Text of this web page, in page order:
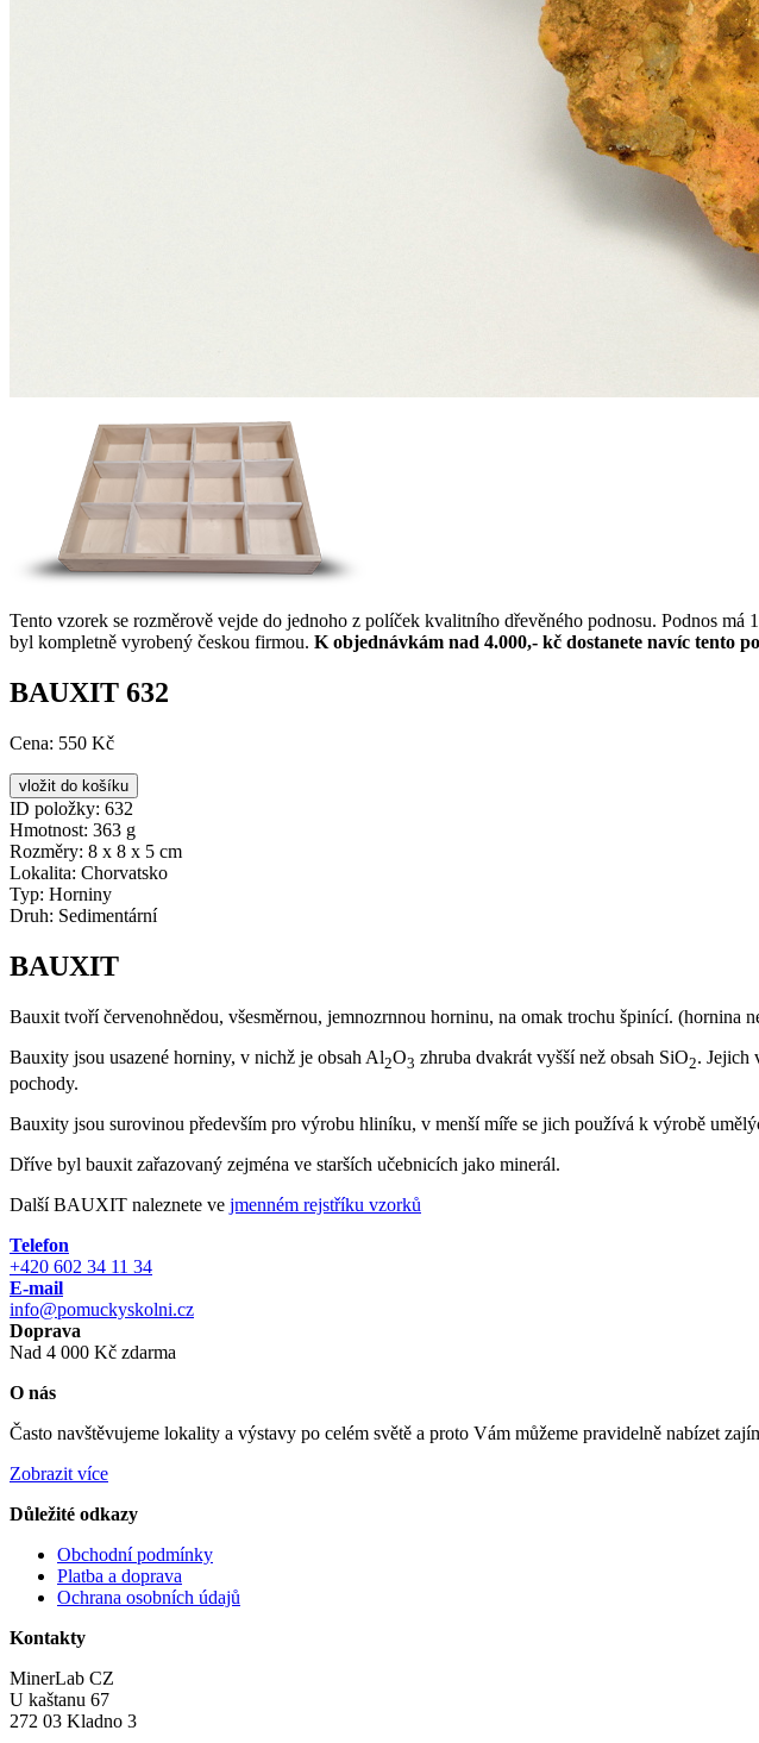
Tento vzorek se rozměrově vejde do jednoho z políček kvalitního dřevěného podnosu. Podnos
byl kompletně vyrobený českou firmou. K objednávkám nad 4.000,- kč dostanete navíc tento
BAUXIT 632
Cena: 550 Kč
ID položky: 632
Hmotnost: 363 g
Rozměry: 8 x 8 x 5 cm
Lokalita: Chorvatsko
Typ: Horniny
Druh: Sedimentární
BAUXIT
Bauxit tvoří červenohnědou, všesměrnou, jemnozrnnou horninu, na omak trochu špinící. (hornina
Bauxity jsou usazené horniny, v nichž je obsah Al2O3 zhruba dvakrát vyšší než obsah SiO2. Jejich
pochody.
Bauxity jsou surovinou především pro výrobu hliníku, v menší míře se jich používá k výrobě
Dříve byl bauxit zařazovaný zejména ve starších učebnicích jako minerál.
Další BAUXIT naleznete ve jmenném rejstříku vzorků
Telefon
+420 602 34 11 34
E-mail
info@pomuckyskolni.cz
Doprava
Nad 4 000 Kč zdarma
O nás
Často navštěvujeme lokality a výstavy po celém světě a proto Vám můžeme pravidelně nabízet
Zobrazit více
Důležité odkazy
Obchodní podmínky
Platba a doprava
Ochrana osobních údajů
Kontakty
MinerLab CZ
U kaštanu 67
272 03 Kladno 3